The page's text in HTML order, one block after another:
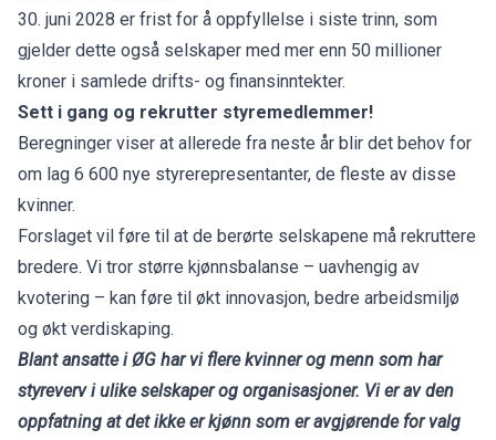
30. juni 2028 er frist for å oppfyllelse i siste trinn, som
gjelder dette også selskaper med mer enn 50 millioner
kroner i samlede drifts- og finansinntekter.
Sett i gang og rekrutter styremedlemmer!
Beregninger viser at allerede fra neste år blir det behov for
om lag 6 600 nye styrerepresentanter, de fleste av disse
kvinner.
Forslaget vil føre til at de berørte selskapene må rekruttere
bredere. Vi tror større kjønnsbalanse – uavhengig av
kvotering – kan føre til økt innovasjon, bedre arbeidsmiljø
og økt verdiskaping.
Blant ansatte i ØG har vi flere kvinner og menn som har
styreverv i ulike selskaper og organisasjoner. Vi er av den
oppfatning at det ikke er kjønn som er avgjørende for valg